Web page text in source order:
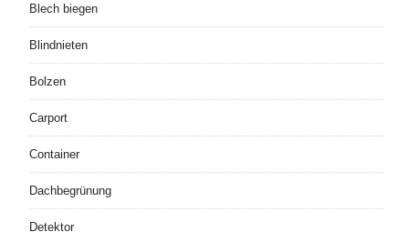
Blech biegen
Blindnieten
Bolzen
Carport
Container
Dachbegrünung
Detektor